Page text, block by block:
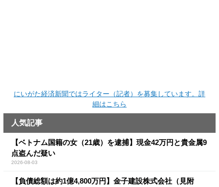
にいがた経済新聞ではライター（記者）を募集しています。詳
細はこちら
人気記事
【ベトナム国籍の女（21歳）を逮捕】現金42万円と貴金属9
点盗んだ疑い
2026-08-03
【負債総額は約1億4,800万円】金子建設株式会社（見附